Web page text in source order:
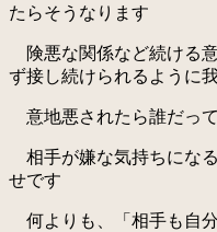
たらそうなります
険悪な関係など続ける
ず接し続けられるように
意地悪されたら誰だっ
相手が嫌な気持ちにな
せです
何よりも、「相手も自